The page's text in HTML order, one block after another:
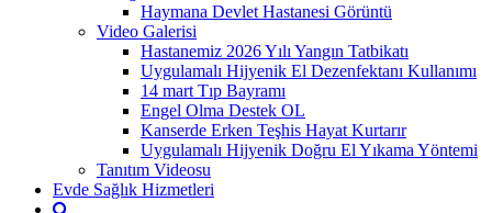
Haymana Devlet Hastanesi Görüntü
Video Galerisi
Hastanemiz 2026 Yılı Yangın Tatbikatı
Uygulamalı Hijyenik El Dezenfektanı Kullanımı
14 mart Tıp Bayramı
Engel Olma Destek OL
Kanserde Erken Teşhis Hayat Kurtarır
Uygulamalı Hijyenik Doğru El Yıkama Yöntemi
Tanıtım Videosu
Evde Sağlık Hizmetleri